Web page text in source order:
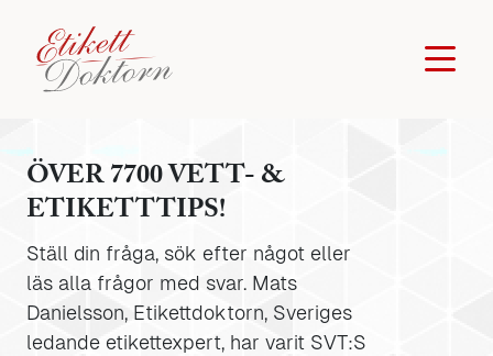
ÖVER 7700 VETT- &
ETIKETTTIPS!
Ställ din fråga, sök efter något eller
läs alla frågor med svar. Mats
Danielsson, Etikettdoktorn, Sveriges
ledande etikettexpert, har varit SVT:S